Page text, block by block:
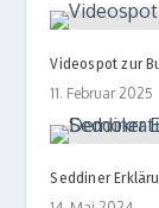
Videospot zur
11. Februar 2025
Seddiner